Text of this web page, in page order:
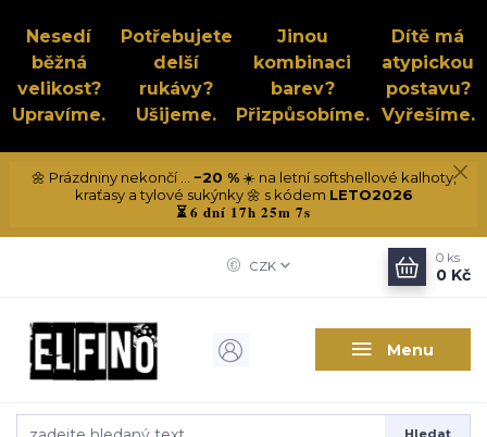
Nesedí
běžná
velikost?
Upravíme.
Potřebujete
delší
rukávy?
Ušijeme.
Jinou
kombinaci
barev?
Přizpůsobíme.
Dítě má
atypickou
postavu?
Vyřešíme.
🌼 Prázdniny nekončí ... −20 %☀️ na letní softshellové kalhoty,
kraťasy a tylové sukýnky 🌼 s kódem LETO2026
⏳6 dní 17h 25m 6s
Menu
CZK
0 ks
0 Kč